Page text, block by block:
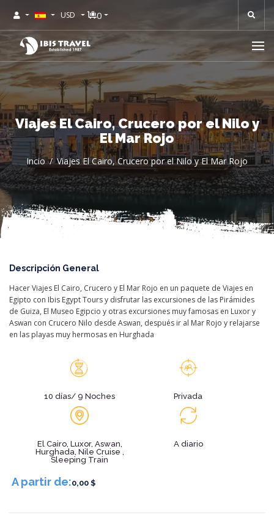
USD 0
Viajes El Cairo, Crucero por el Nilo y
El Mar Rojo
Incio Viajes El Cairo, Crucero por el Nilo y El Mar Rojo
Descripción General
Hacer Viajes El Cairo, Crucero y El Mar Rojo en un paquete de Viajes en
Egipto con Ibis Egypt Tours y disfrutar las excursiones de las Pirámides
de Guiza, El Museo Egipcio y otras excursiones muy famosas en Luxor y
Aswan con Crucero Nilo desde Aswan, después ir al Mar Rojo y relajarse
en las playas muy hermosas en Hurghada
10 días/ 9 Noches Privada
El Cairo, Luxor, Aswan,
Hurghada, Nile Cruise ,
Sleeping Train
A diario
A partir de:0,00 $